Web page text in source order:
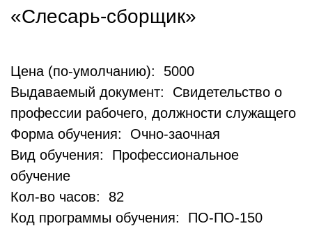
«Слесарь-сборщик»
Цена (по-умолчанию): 5000
Выдаваемый документ: Свидетельство о
профессии рабочего, должности служащего
Форма обучения: Очно-заочная
Вид обучения: Профессиональное
обучение
Кол-во часов: 82
Код программы обучения: ПО-ПО-150